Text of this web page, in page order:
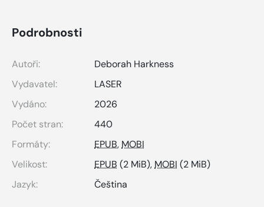
Podrobnosti
Autoři:
Deborah Harkness
Vydavatel:
LASER
Vydáno:
2026
Počet stran:
440
Formáty:
EPUB, MOBI
Velikost:
EPUB (2 MiB), MOBI (2 MiB)
Jazyk:
Čeština